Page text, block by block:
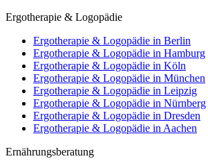
Ergotherapie & Logopädie
Ergotherapie & Logopädie in Berlin
Ergotherapie & Logopädie in Hamburg
Ergotherapie & Logopädie in Köln
Ergotherapie & Logopädie in München
Ergotherapie & Logopädie in Leipzig
Ergotherapie & Logopädie in Nürnberg
Ergotherapie & Logopädie in Dresden
Ergotherapie & Logopädie in Aachen
Ernährungsberatung